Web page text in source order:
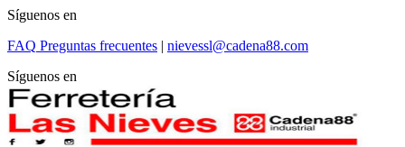
Síguenos en
FAQ Preguntas frecuentes | nievessl@cadena88.com
Síguenos en